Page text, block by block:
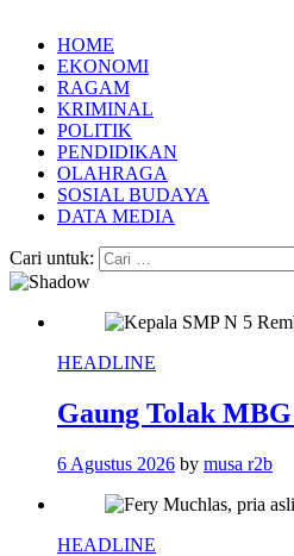
HOME
EKONOMI
RAGAM
KRIMINAL
POLITIK
PENDIDIKAN
OLAHRAGA
SOSIAL BUDAYA
DATA MEDIA
Cari untuk:
HEADLINE
Gaung Tolak
6 Agustus 2026 by musa r2b
HEADLINE